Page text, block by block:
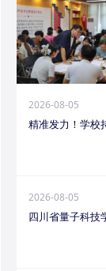
2026-08-05
精准发力！学校
2026-08-05
四川省量子科技